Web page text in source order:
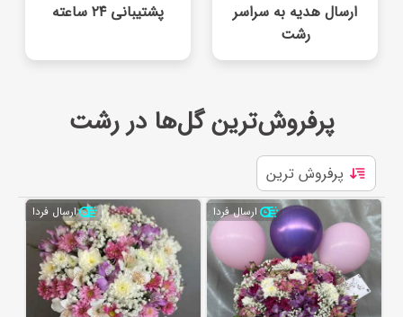
ارسال هدیه به سراسر
رشت
پشتیبانی ۲۴ ساعته
پرفروش‌ترین گل‌ها در رشت
ارسال فردا ارسال فردا